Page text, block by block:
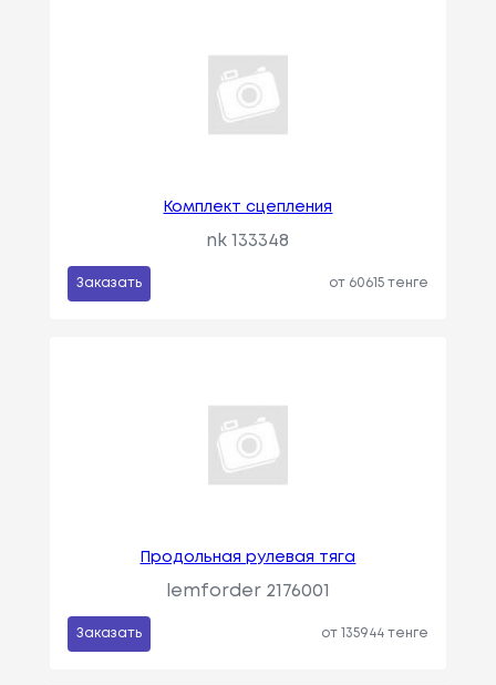
Комплект сцепления
nk 133348
Заказать от 60615 тенге
Продольная рулевая тяга
lemforder 2176001
Заказать от 135944 тенге